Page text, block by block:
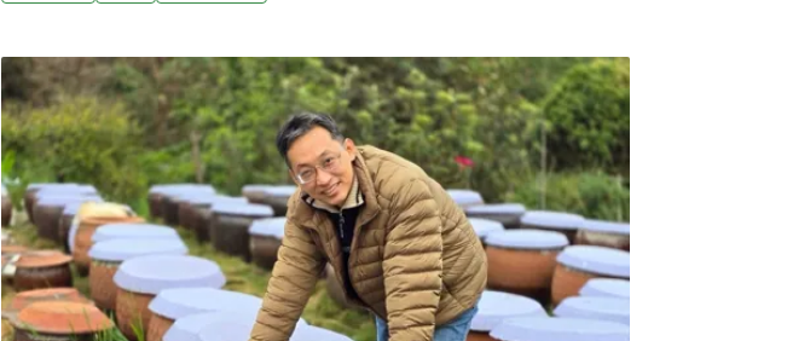
甚至在大門前築鳥巢，生小孩，讓你看著牠的小孩長大學飛，實在是雀鳥
蛋及幼鳥來說，生存有五大天敵，包括：惡劣天氣、蛇、貓、猛禽與人，
但當家燕將鳥巢築於懸空的屋簷下時，這些天敵便全傷不了牠們。無論是
猛烈陽光、十號風球，或是世紀黑雨，屋簷全擋下來；蛇及貓因爬不上懸
空的屋簷，所以吃不了鳥蛋或幼鳥；有人居住的地方，猛禽也不敢飛來；
所以只要人類不傷害鳥巢，屋簷對家燕來說確是一個五星級的家！家燕，
更多人叫牠們「燕子」，但其實「燕子